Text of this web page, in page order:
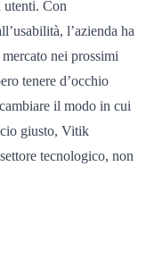
utenti. Con
l’azienda ha
nei prossimi
tenere d’occhio
il modo in cui
giusto, Vitik
tecnologico, non